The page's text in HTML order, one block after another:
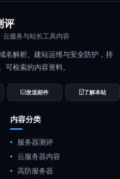
评
云服务与站长工具内容
名解析、建站运维与安全防护，持
可检索的内容资料。
发送邮件 了解本站
内容分类
服务器测评
云服务器内容
高防服务器